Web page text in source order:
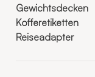
Gewichtsdecken
Kofferetiketten
Reiseadapter